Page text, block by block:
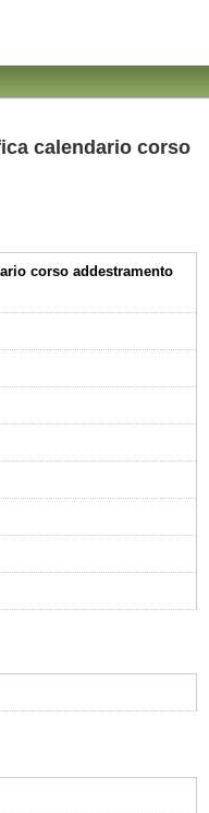
calendario corso
corso addestramento